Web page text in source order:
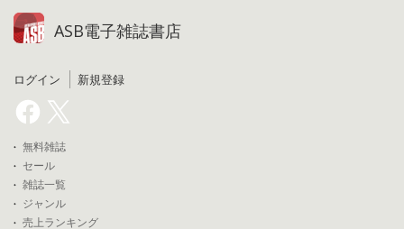
ASB電子雑誌書店
ログイン 新規登録
無料雑誌
セール
雑誌一覧
ジャンル
売上ランキング